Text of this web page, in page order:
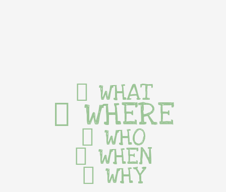
WHAT
WHERE
WHO
WHEN
WHY